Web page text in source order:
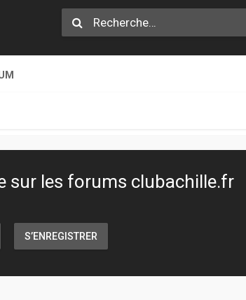
sur les forums clubachille.fr
S’ENREGISTRER